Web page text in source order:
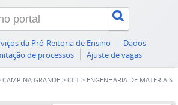
Canais
da Pró-Reitoria de Ensino
Dados
de processos Ajuste de vagas
CAMPINA GRANDE > CCT > ENGENHARIA DE MATERIAIS